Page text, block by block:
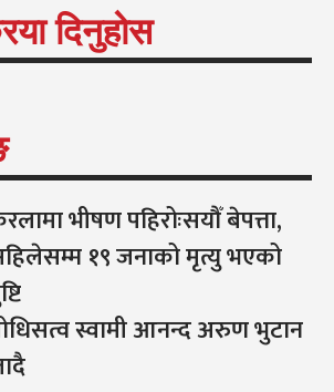
दिनुहोस
भीषण पहिरोःसयौँ बेपत्ता,
१९ जनाको मृत्यु भएको
स्वामी आनन्द अरुण भुटान